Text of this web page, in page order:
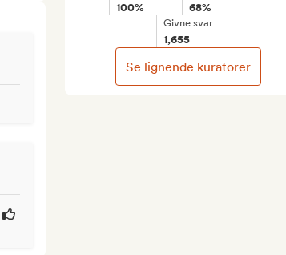
100% 68%
Givne svar
1,655
Se lignende kuratorer